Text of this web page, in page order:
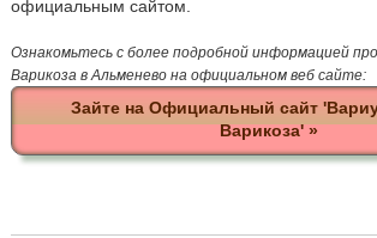
официальным сайтом.
Ознакомьтесь с более подробной информацией
Варикоза в Альменево на официальном веб сайте:
Зайте на Официальный сайт
Варикоза' »